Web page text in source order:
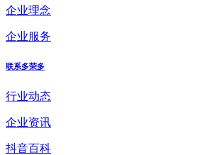
企业理念
企业服务
联系多荣多
行业动态
企业资讯
抖音百科